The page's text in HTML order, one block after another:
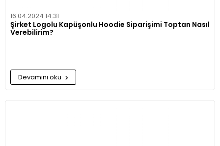
16.04.2024 14:31
Şirket Logolu Kapüşonlu Hoodie Siparişimi Toptan Nasıl
Verebilirim?
Devamını oku